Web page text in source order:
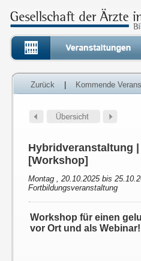
Zurück Kommende
Hybridveranstaltung
[Workshop]
Montag , 20.10.2025 bis
Fortbildungsveranstaltung
Workshop für einen
vor Ort und als Webinar!